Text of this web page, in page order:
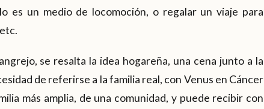
es un medio de locomoción, o regalar un viaje para
se resalta la idea hogareña, una cena junto a la
de referirse a la familia real, con Venus en Cáncer
más amplia, de una comunidad, y puede recibir con